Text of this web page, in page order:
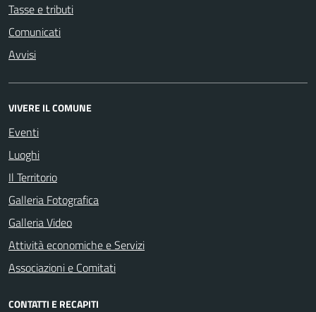
Tasse e tributi
Comunicati
Avvisi
VIVERE IL COMUNE
Eventi
Luoghi
Il Territorio
Galleria Fotografica
Galleria Video
Attività economiche e Servizi
Associazioni e Comitati
CONTATTI E RECAPITI